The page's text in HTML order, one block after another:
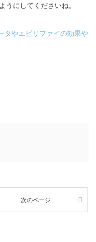
うにしてくださいね。
タやエビリファイの効果や
次のページ